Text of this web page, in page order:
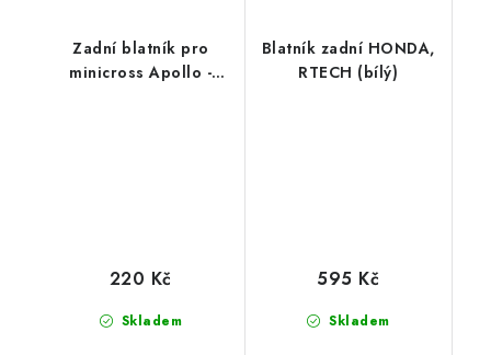
Zadní blatník pro
minicross Apollo -
Skladem
220 Kč
Blatník zadní HONDA,
RTECH (bílý)
Skladem
595 Kč